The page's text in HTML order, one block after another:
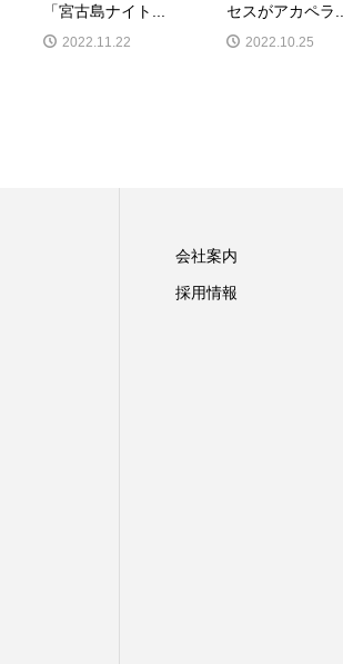
「宮古島ナイト...
2022.11.22
セスがアカペラ...
2022.10.25
会社案内
採用情報